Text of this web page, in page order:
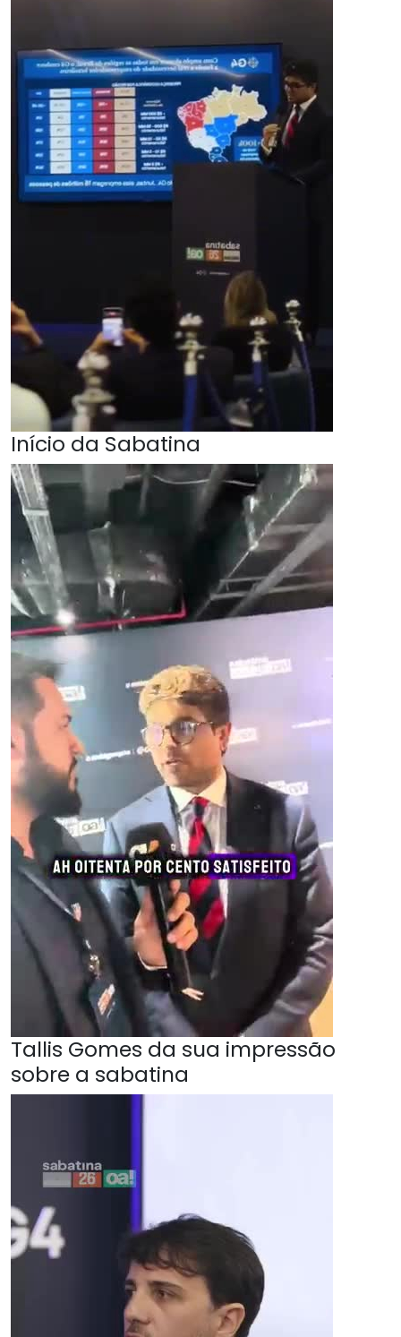
Início da Sabatina
Tallis Gomes da sua impressão
sobre a sabatina